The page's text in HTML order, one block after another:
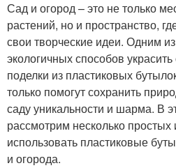
Сад и огород – это не только
растений, но и пространство,
свои творческие идеи. Одним
экологичных способов
поделки из пластиковых
только помогут сохранить
саду уникальности и шарма. В
рассмотрим несколько
использовать пластиковые
и огорода.